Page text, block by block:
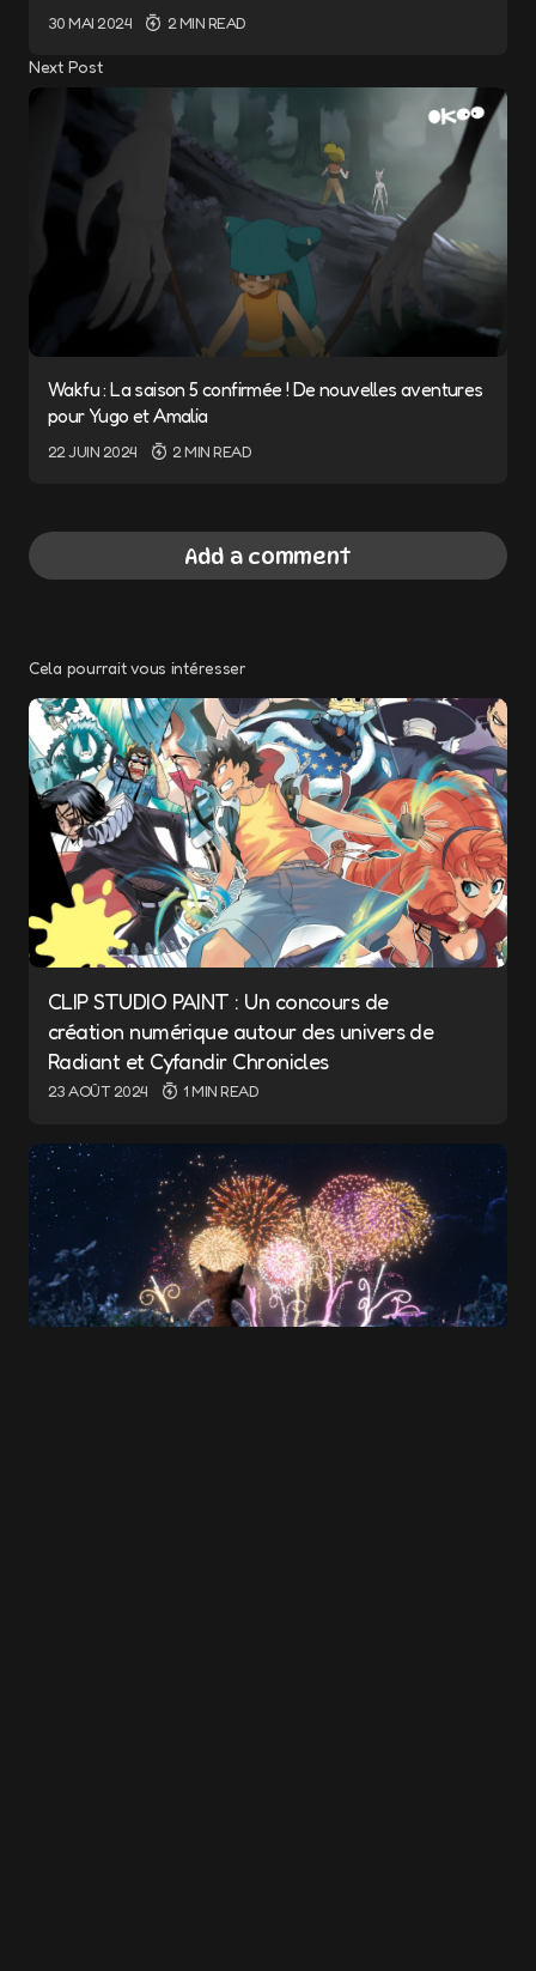
30 MAI 2024 2 MIN READ
Next Post
Wakfu : La saison 5 confirmée ! De nouvelles aventures
pour Yugo et Amalia
22 JUIN 2024 2 MIN READ
Add a comment
Votre adresse e-mail ne sera pas publiée.
Les champs obligatoires sont indiqués avec
*
Message*
Name*
E-mail *
Save my name and e-mail in this browser for
the next time I comment.
Cela pourrait vous intéresser
CLIP STUDIO PAINT : Un concours de
création numérique autour des univers de
Radiant et Cyfandir Chronicles
23 AOÛT 2024 1 MIN READ